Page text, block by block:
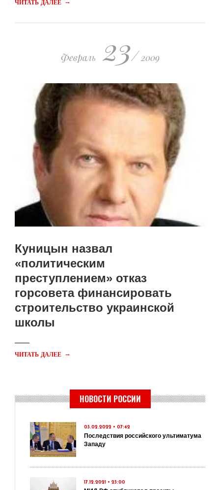
ЧИТАТЬ ДАЛЕЕ →
Февраль 23/ 2009
Куницын назвал
«политическим
преступлением» отказ
горсовета финансировать
строительство украинской
школы
ЧИТАТЬ ДАЛЕЕ →
НОВОСТИ РОССИИ
03.02.2022 • 07:42
Последствия российского ультиматума
Западу
17.12.2021 • 23:00